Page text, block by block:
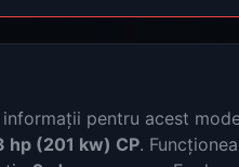
pentru acest
hp (201 kw) CP.